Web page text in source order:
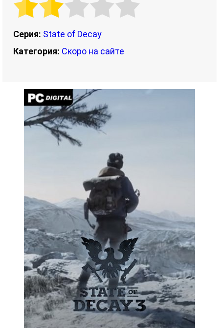
Серия: State of Decay
Категория: Скоро на сайте